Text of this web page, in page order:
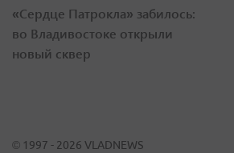
«Сердце Патрокла» забилось:
во Владивостоке открыли
новый сквер
© 1997 - 2026 VLADNEWS